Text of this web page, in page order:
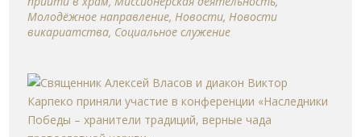
Молодёжное направление,Новости,Новости
викариатства, Социальное служение